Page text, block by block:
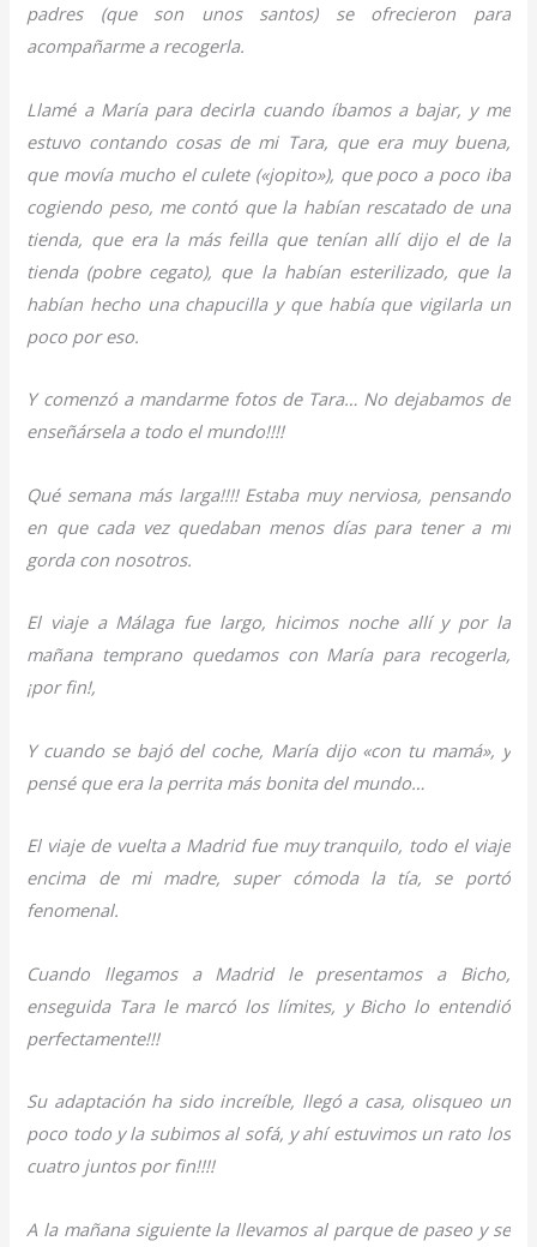
padres (que son unos santos) se ofrecieron para
acompañarme a recogerla.
Llamé a María para decirla cuando íbamos a bajar, y me
estuvo contando cosas de mi Tara, que era muy buena,
que movía mucho el culete («jopito»), que poco a poco iba
cogiendo peso, me contó que la habían rescatado de una
tienda, que era la más feilla que tenían allí dijo el de la
tienda (pobre cegato), que la habían esterilizado, que la
habían hecho una chapucilla y que había que vigilarla un
poco por eso.
Y comenzó a mandarme fotos de Tara… No dejabamos de
enseñársela a todo el mundo!!!!
Qué semana más larga!!!! Estaba muy nerviosa, pensando
en que cada vez quedaban menos días para tener a mi
gorda con nosotros.
El viaje a Málaga fue largo, hicimos noche allí y por la
mañana temprano quedamos con María para recogerla,
¡por fin!,
Y cuando se bajó del coche, María dijo «con tu mamá», y
pensé que era la perrita más bonita del mundo…
El viaje de vuelta a Madrid fue muy tranquilo, todo el viaje
encima de mi madre, super cómoda la tía, se portó
fenomenal.
Cuando llegamos a Madrid le presentamos a Bicho,
enseguida Tara le marcó los límites, y Bicho lo entendió
perfectamente!!!
Su adaptación ha sido increíble, llegó a casa, olisqueo un
poco todo y la subimos al sofá, y ahí estuvimos un rato los
cuatro juntos por fin!!!!
A la mañana siguiente la llevamos al parque de paseo y se